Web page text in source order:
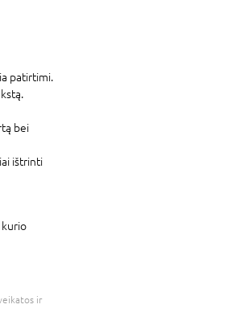
patirtimi.
bei
ištrinti
kurio
ir